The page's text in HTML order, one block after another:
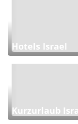
Hotels Israel
Kurzurlaub